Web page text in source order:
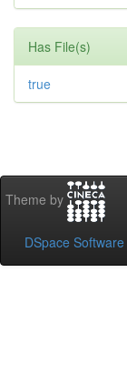
Has File(s)
true
Theme by
DSpace Software